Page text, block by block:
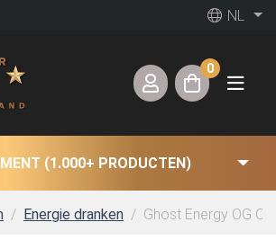
NL
0
(1.000+ PRODUCTEN)
Energie dranken Ghost Energy OG